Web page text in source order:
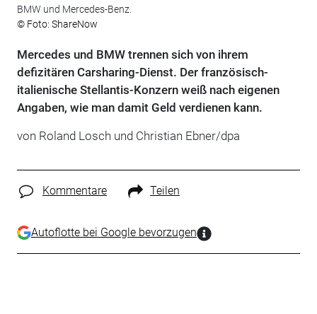
BMW und Mercedes-Benz.
© Foto: ShareNow
Mercedes und BMW trennen sich von ihrem
defizitären Carsharing-Dienst. Der französisch-
italienische Stellantis-Konzern weiß nach eigenen
Angaben, wie man damit Geld verdienen kann.
von Roland Losch und Christian Ebner/dpa
Kommentare Teilen
Autoflotte bei Google bevorzugen